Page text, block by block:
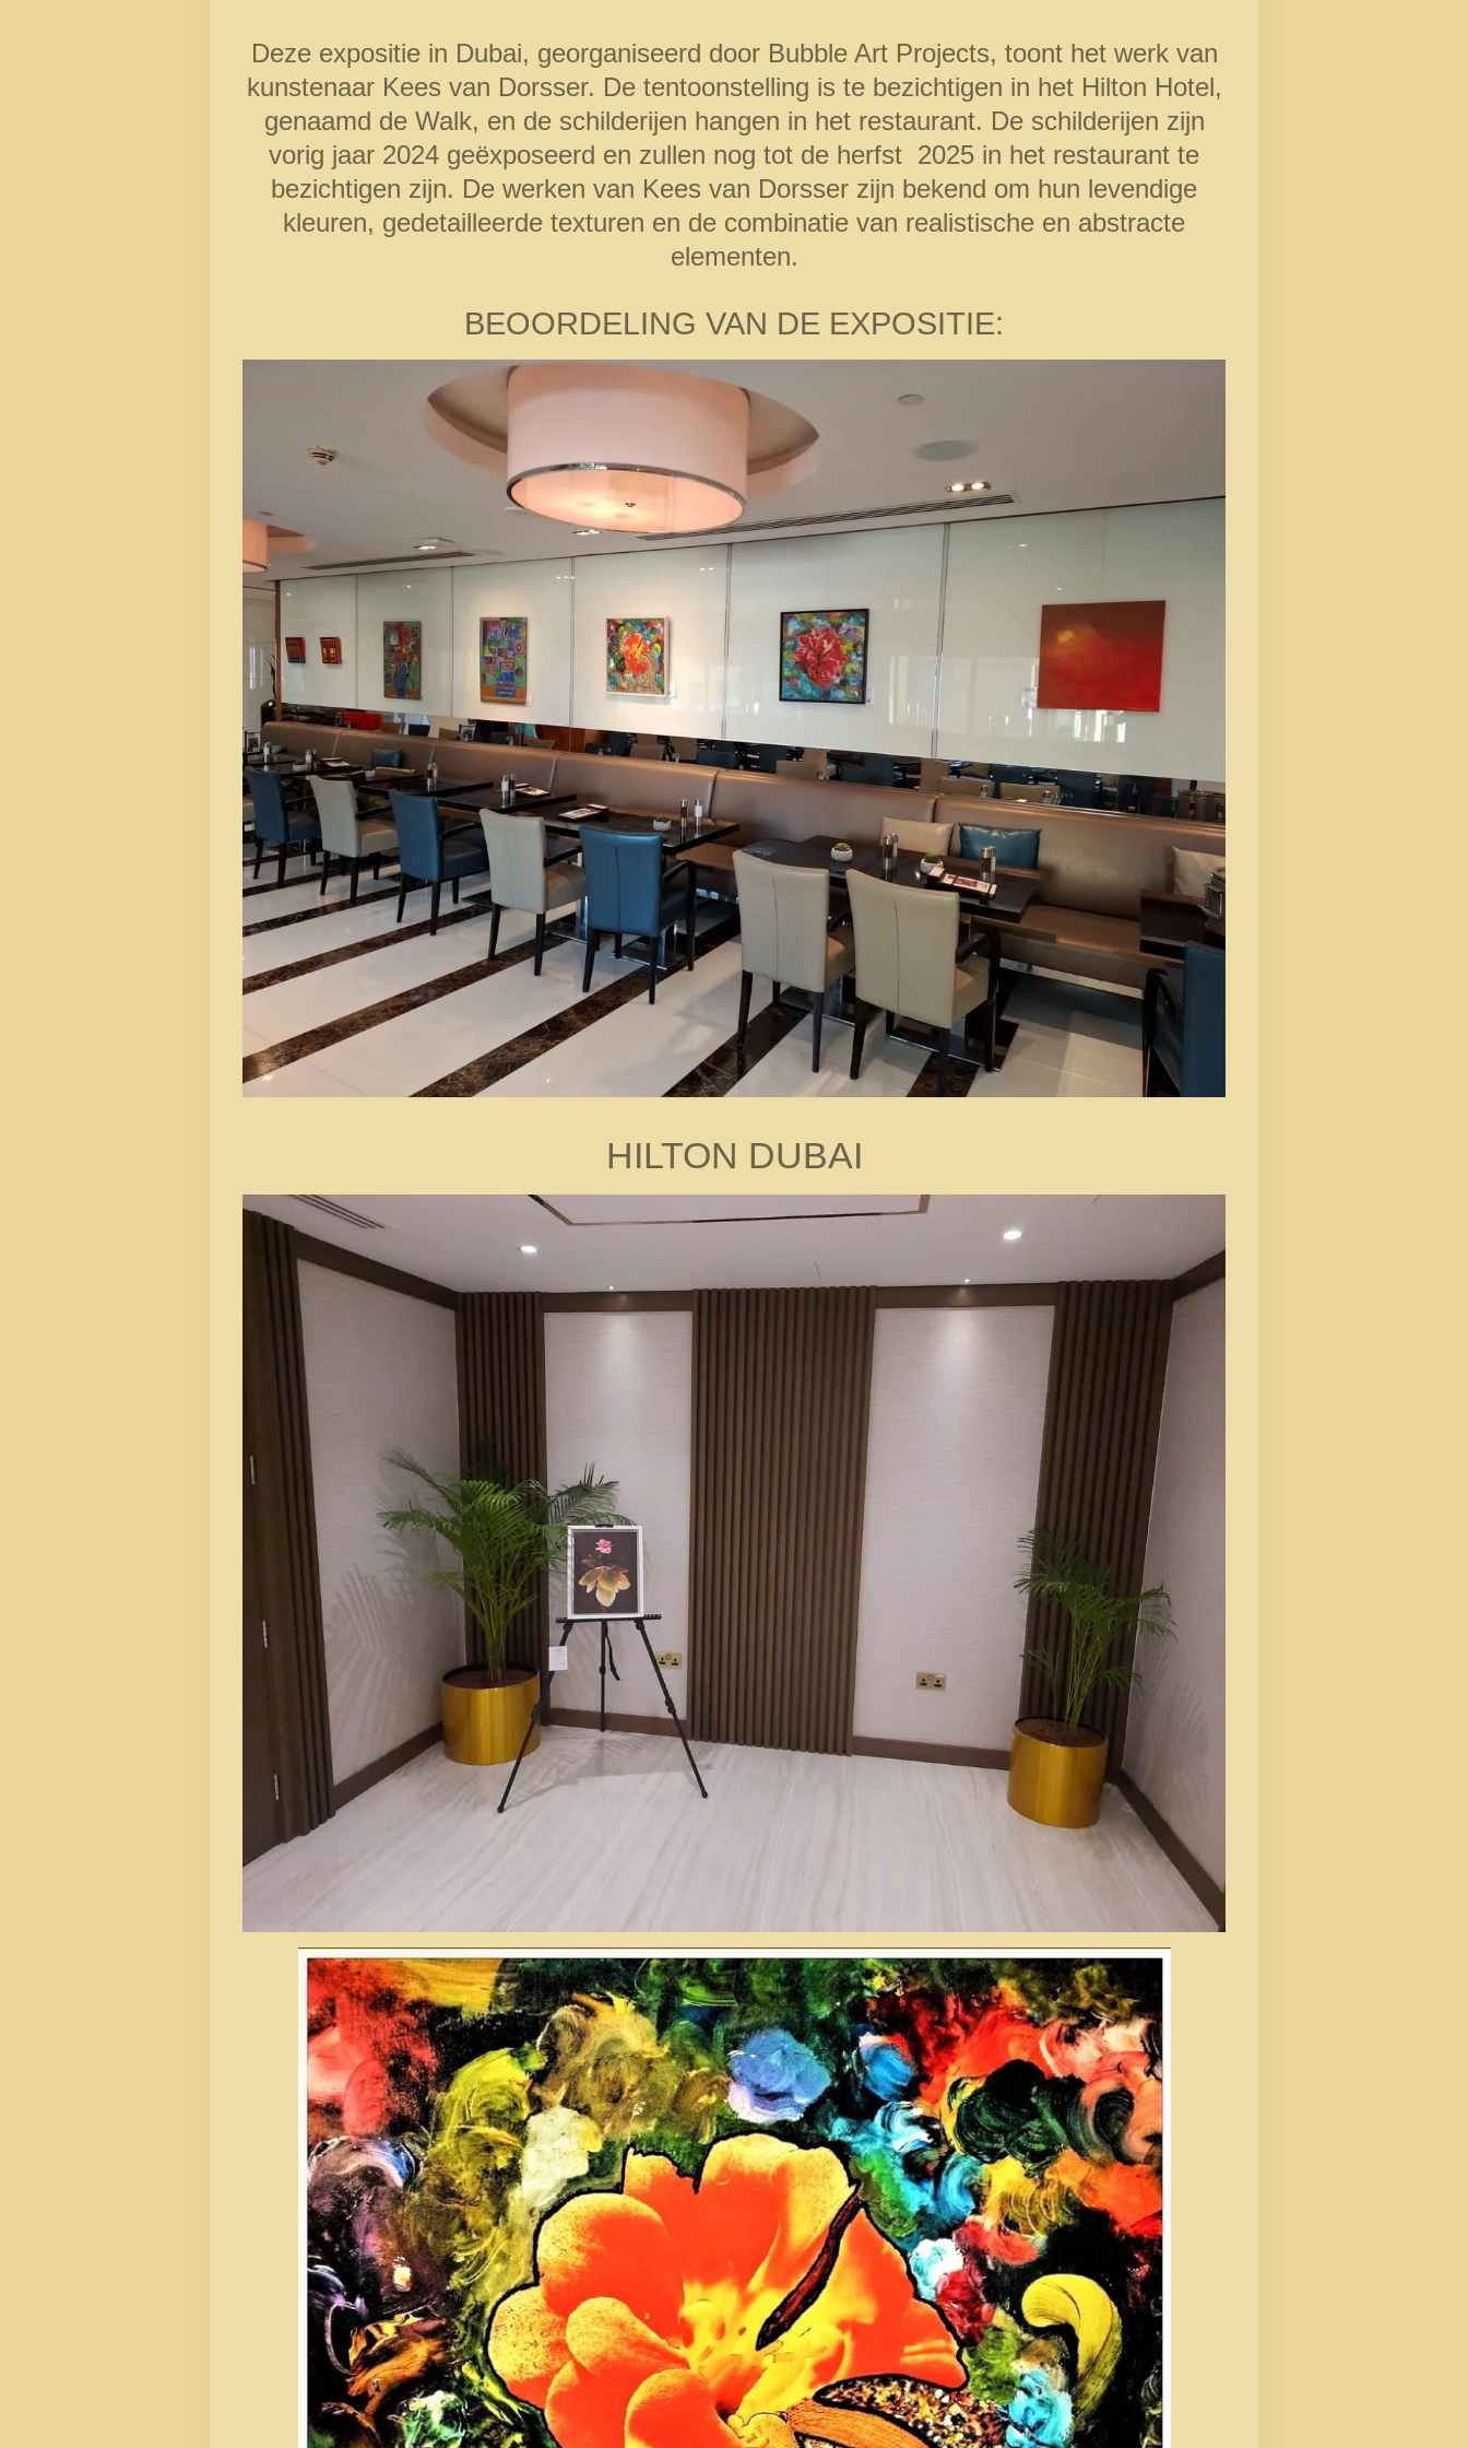
Deze expositie in Dubai, georganiseerd door Bubble Art Projects, toont het werk van
kunstenaar Kees van Dorsser. De tentoonstelling is te bezichtigen in het Hilton Hotel,
genaamd de Walk, en de schilderijen hangen in het restaurant. De schilderijen zijn
vorig jaar 2024 geëxposeerd en zullen nog tot de herfst 2025 in het restaurant te
bezichtigen zijn. De werken van Kees van Dorsser zijn bekend om hun levendige
kleuren, gedetailleerde texturen en de combinatie van realistische en abstracte
elementen.
BEOORDELING VAN DE EXPOSITIE:
HILTON DUBAI